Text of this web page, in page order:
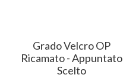
Grado Velcro OP
Ricamato - Appuntato
Scelto